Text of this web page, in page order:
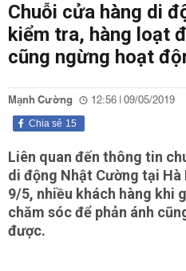
Chuỗi cửa hàng di
kiểm tra, hàng loạt
cũng ngừng hoạt
Mạnh Cường 12:56 | 09/05/2019
15
Chia sẻ
Liên quan đến thông tin
di động Nhật Cường tại
9/5, nhiều khách hàng khi
chăm sóc để phản ánh
được.